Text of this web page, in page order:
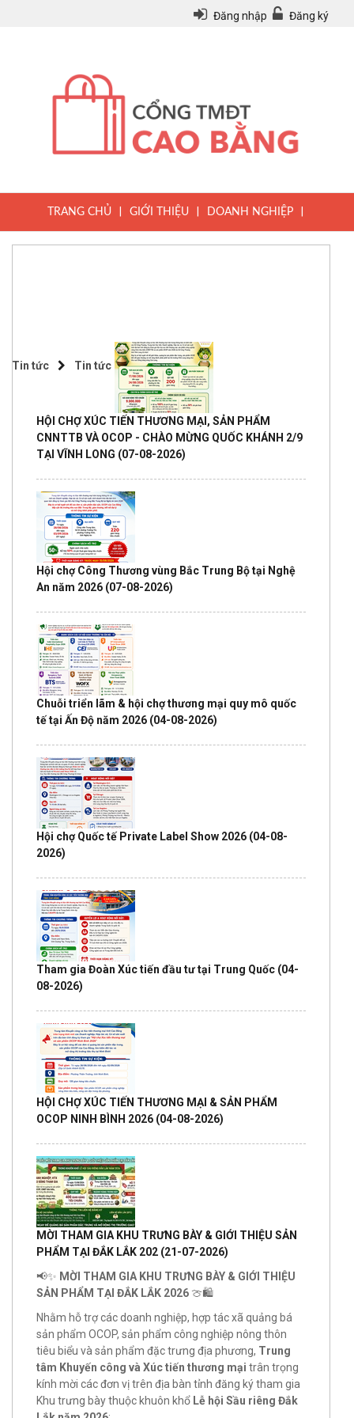
Đăng nhập Đăng ký
TRANG CHỦ GIỚI THIỆU DOANH NGHIỆP
| | |
Tin tức Tin tức
HỘI CHỢ XÚC TIẾN THƯƠNG MẠI, SẢN PHẨM
CNNTTB VÀ OCOP - CHÀO MỪNG QUỐC KHÁNH 2/9
TẠI VĨNH LONG (07-08-2026)
Hội chợ Công Thương vùng Bắc Trung Bộ tại Nghệ
An năm 2026 (07-08-2026)
Chuỗi triển lãm & hội chợ thương mại quy mô quốc
tế tại Ấn Độ năm 2026 (04-08-2026)
Hội chợ Quốc tế Private Label Show 2026 (04-08-
2026)
Tham gia Đoàn Xúc tiến đầu tư tại Trung Quốc (04-
08-2026)
HỘI CHỢ XÚC TIẾN THƯƠNG MẠI & SẢN PHẨM
OCOP NINH BÌNH 2026 (04-08-2026)
MỜI THAM GIA KHU TRƯNG BÀY & GIỚI THIỆU SẢN
PHẨM TẠI ĐẮK LẮK 202 (21-07-2026)
📢✨ MỜI THAM GIA KHU TRƯNG BÀY & GIỚI THIỆU
SẢN PHẨM TẠI ĐẮK LẮK 2026 🍈🛍️
Nhằm hỗ trợ các doanh nghiệp, hợp tác xã quảng bá
sản phẩm OCOP, sản phẩm công nghiệp nông thôn
tiêu biểu và sản phẩm đặc trưng địa phương, Trung
tâm Khuyến công và Xúc tiến thương mại trân trọng
kính mời các đơn vị trên địa bàn tỉnh đăng ký tham gia
Khu trưng bày thuộc khuôn khổ Lễ hội Sầu riêng Đắk